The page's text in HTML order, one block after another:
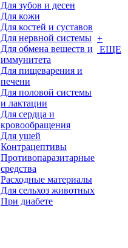
Для зубов и десен
Для кожи
Для костей и суставов
Для нервной системы
Для обмена веществ и
иммунитета
Для пищеварения и
печени
Для половой системы
и лактации
Для сердца и
кровообращения
Для ушей
Контрацептивы
Противопаразитарные
средства
Расходные материалы
Для сельхоз животных
При диабете
+
ЕЩЕ